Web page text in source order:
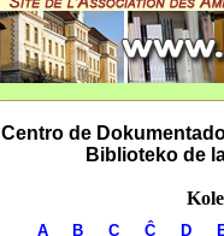
Centro de
Biblioteko de
A B C Ĉ D